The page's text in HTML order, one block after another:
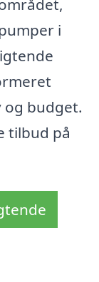
i
og budget.
tilbud på